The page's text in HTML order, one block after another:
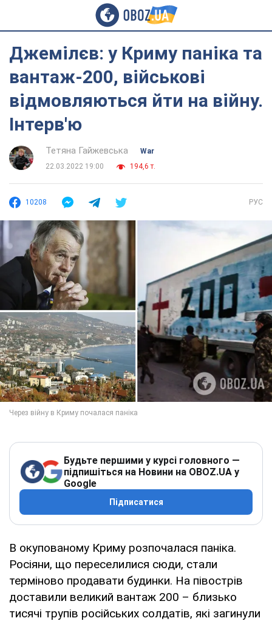
Джемілєв: у Криму паніка та
вантаж-200, військові
відмовляються йти на війну.
Інтерв'ю
Тетяна Гайжевська
War
22.03.2022 19:00
194,6 т.
10208 РУС
Будьте першими у курсі головного —
підпишіться на Новини на OBOZ.UA у
Google
Підписатися
В окупованому Криму розпочалася паніка.
Росіяни, що переселилися сюди, стали
терміново продавати будинки. На півострів
доставили великий вантаж 200 – близько
тисячі трупів російських солдатів, які загинули